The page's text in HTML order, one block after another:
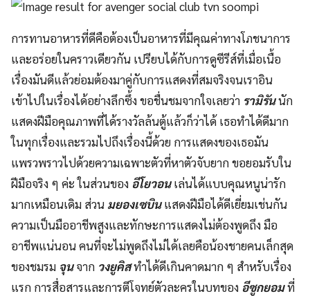
การทานอาหารที่ดีคือต้องเป็นอาหารที่มีคุณค่าทางโภชนาการ
และอร่อยในคราวเดียวกัน เปรียบได้กับการดูซีรีส์ที่เมื่อเนื้อ
เรื่องมันดีแล้วย่อมต้องมาคู่กับการแสดงที่สมจริงจนเราอิน
เข้าไปในเรื่องได้อย่างลึกซึ้ง ขอชื่นชมจากใจเลยว่า รามิรันนัก
แสดงฝีมือคุณภาพที่ได้รางวัลล้นตู้แล้วก็ว่าได้ เธอทำได้ดีมาก
ในทุกเรื่องและรวมไปถึงเรื่องนี้ด้วย การแสดงของเธอมัน
แพรวพราวไปด้วยความเฉพาะตัวที่หาตัวจับยาก ขอยอมรับใน
ฝีมือจริง ๆ ค่ะ ในส่วนของ อีโยวอนเล่นได้แบบคุณหนูน่ารัก
มากเหมือนเดิม ส่วน มยองเซบินแสดงฝีมือได้ดีเยี่ยมเช่นกัน
ความเป็นมืออาชีพสูงและทักษะการแสดงไม่ต้องพูดถึง มือ
อาชีพแน่นอน คนที่จะไม่พูดถึงไม่ได้เลยคือน้องชายคนเล็กสุด
ของชมรม จุนจาก วงยูคิสทำได้ดีเกินคาดมาก ๆ สำหรับเรื่อง
แรก การสื่อสารและการตีโจทย์ตัวละครในบทของ อีซูกยอมที่